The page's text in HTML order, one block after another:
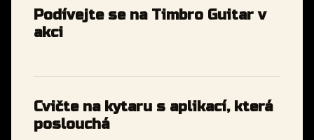
Podívejte se na Timbro Guitar v
akci
Cvičte na kytaru s aplikací, která
poslouchá